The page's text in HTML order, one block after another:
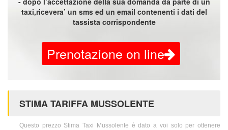
taxi,ricevera’ un sms ed un email contenenti i dati del
tassista corrispondente
Prenotazione on line
STIMA TARIFFA MUSSOLENTE
Questo prezzo Stima Taxi Mussolente è dato a voi solo per ottenere